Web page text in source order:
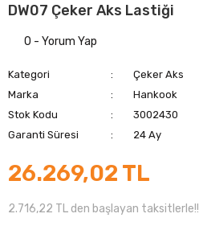
DW07 Çeker Aks Lastiği
0 - Yorum Yap
Kategori
Çeker Aks
Marka
Hankook
Stok Kodu
3002430
Garanti Süresi
24 Ay
26.269,02 TL
2.716,22 TL den başlayan taksitlerle!!